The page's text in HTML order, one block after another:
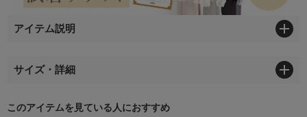
アイテム説明
サイズ・詳細
このアイテムを見ている人におすすめ